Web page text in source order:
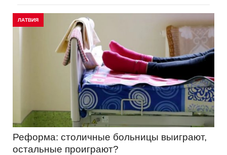
ЛАТВИЯ
Реформа: столичные больницы выиграют,
остальные проиграют?